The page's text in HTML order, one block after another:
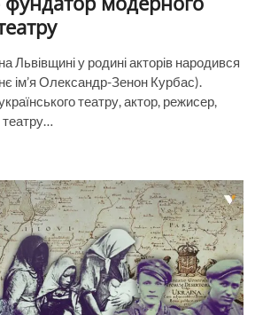
Львівщині у родині акторів народився
ім’я Олександр-Зенон Курбас).
театру, актор, режисер,
театру…